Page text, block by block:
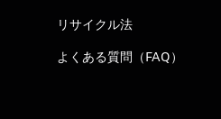
リサイクル法
よくある質問（FAQ）